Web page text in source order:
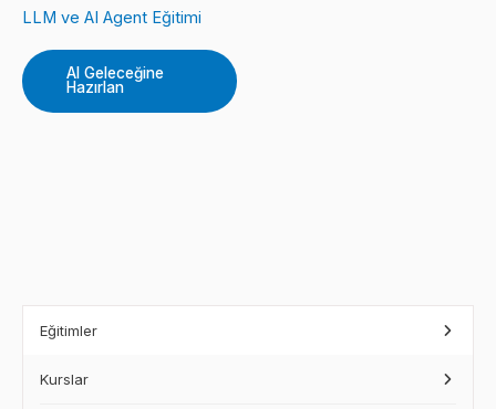
Eğitimler
Kurslar
LLM ve AI Agent Eğitimi
AI Geleceğine
Hazırlan